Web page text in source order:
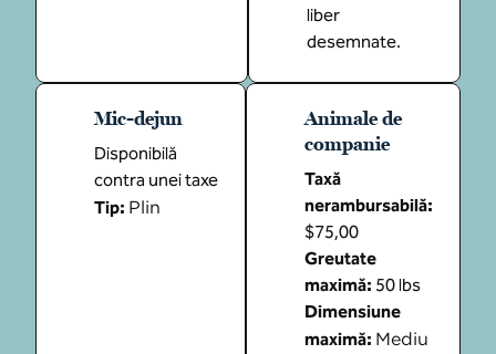
liber
desemnate.
Mic-dejun
Disponibilă
contra unei taxe
Tip: Plin
Animale de
companie
Taxă
nerambursabilă:
$75,00
Greutate
maximă: 50 lbs
Dimensiune
maximă: Mediu